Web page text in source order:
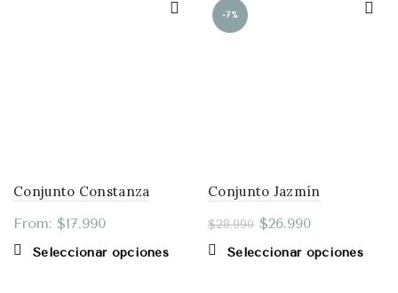
Conjunto Constanza
From: $17.990
Seleccionar opcionesEste
-7%
Conjunto Jazmín
$28.990 $26.990
Seleccionar opcionesEste